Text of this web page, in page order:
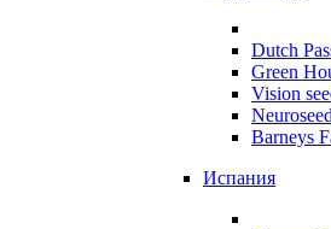
Dutch
Green
Vision
Barneys
Испания